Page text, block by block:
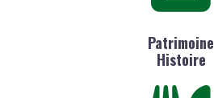
Patrimoine
Histoire